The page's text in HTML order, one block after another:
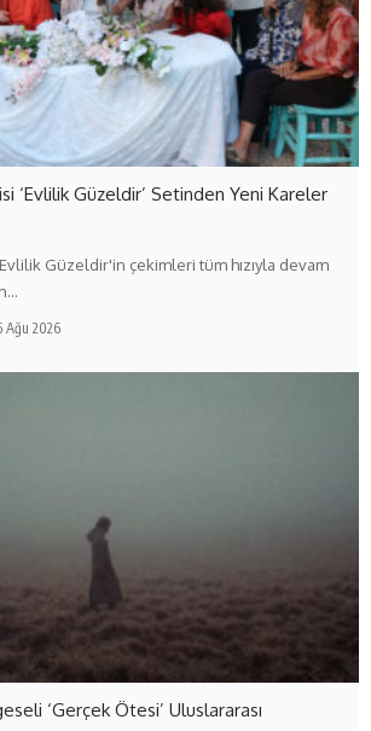
‘Evlilik Güzeldir’ Setinden Yeni Kareler
Güzeldir'in çekimleri tüm hızıyla devam
Ağu 2026
‘Gerçek Ötesi’ Uluslararası